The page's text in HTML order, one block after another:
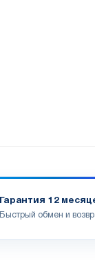
Гарантия 12
Быстрый обмен и